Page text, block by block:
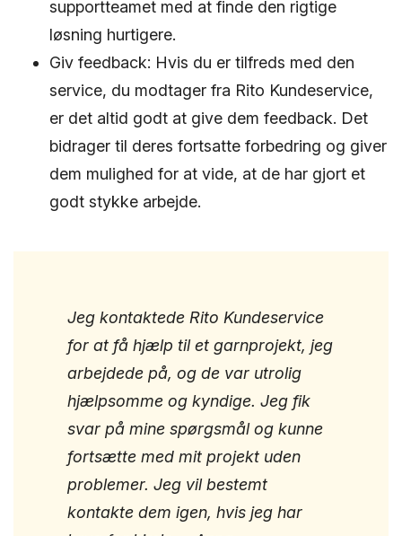
supportteamet med at finde den rigtige
løsning hurtigere.
Giv feedback: Hvis du er tilfreds med den
service, du modtager fra Rito Kundeservice,
er det altid godt at give dem feedback. Det
bidrager til deres fortsatte forbedring og giver
dem mulighed for at vide, at de har gjort et
godt stykke arbejde.
Jeg kontaktede Rito Kundeservice
for at få hjælp til et garnprojekt, jeg
arbejdede på, og de var utrolig
hjælpsomme og kyndige. Jeg fik
svar på mine spørgsmål og kunne
fortsætte med mit projekt uden
problemer. Jeg vil bestemt
kontakte dem igen, hvis jeg har